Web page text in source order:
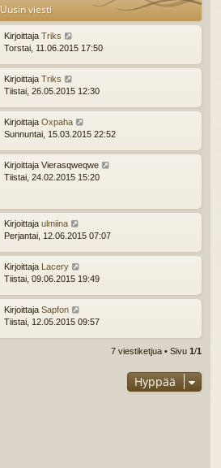
Uusin viesti
Kirjoittaja Triks
Torstai, 11.06.2015 17:50
Kirjoittaja Triks
Tiistai, 26.05.2015 12:30
Kirjoittaja Oxpaha
Sunnuntai, 15.03.2015 22:52
Kirjoittaja Vierasqweqwe
Tiistai, 24.02.2015 15:20
Kirjoittaja ulmiina
Perjantai, 12.06.2015 07:07
Kirjoittaja Lacery
Tiistai, 09.06.2015 19:49
Kirjoittaja Sapfon
Tiistai, 12.05.2015 09:57
7 viestiketjua • Sivu 1/1
Hyppää